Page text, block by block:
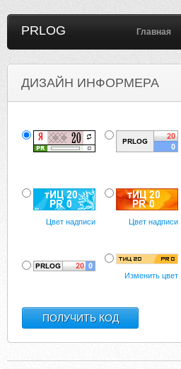
PRLOG Главная
ДИЗАЙН ИНФОРМЕРА
Цвет надписи Цвет надписи
Изменить цвет